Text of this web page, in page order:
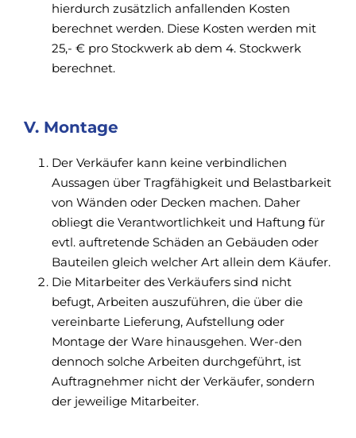
hierdurch zusätzlich anfallenden Kosten
berechnet werden. Diese Kosten werden mit
25,- € pro Stockwerk ab dem 4. Stockwerk
berechnet.
V. Montage
Der Verkäufer kann keine verbindlichen
Aussagen über Tragfähigkeit und Belastbarkeit
von Wänden oder Decken machen. Daher
obliegt die Verantwortlichkeit und Haftung für
evtl. auftretende Schäden an Gebäuden oder
Bauteilen gleich welcher Art allein dem Käufer.
Die Mitarbeiter des Verkäufers sind nicht
befugt, Arbeiten auszuführen, die über die
vereinbarte Lieferung, Aufstellung oder
Montage der Ware hinausgehen. Wer-den
dennoch solche Arbeiten durchgeführt, ist
Auftragnehmer nicht der Verkäufer, sondern
der jeweilige Mitarbeiter.